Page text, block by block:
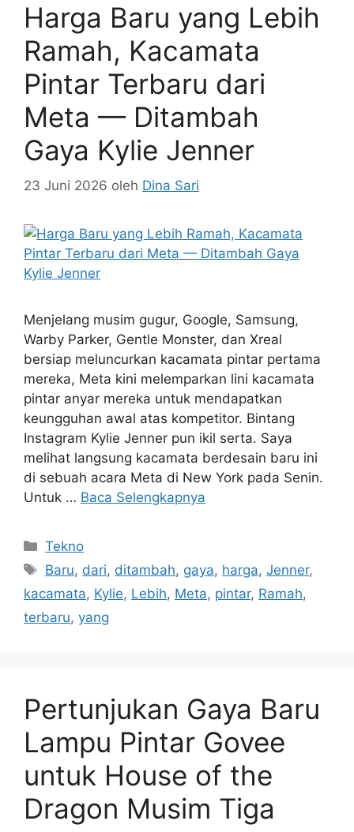
Harga Baru yang Lebih
Ramah, Kacamata
Pintar Terbaru dari
Meta — Ditambah
Gaya Kylie Jenner
23 Juni 2026 oleh Dina Sari
Menjelang musim gugur, Google, Samsung,
Warby Parker, Gentle Monster, dan Xreal
bersiap meluncurkan kacamata pintar pertama
mereka, Meta kini melemparkan lini kacamata
pintar anyar mereka untuk mendapatkan
keungguhan awal atas kompetitor. Bintang
Instagram Kylie Jenner pun ikil serta. Saya
melihat langsung kacamata berdesain baru ini
di sebuah acara Meta di New York pada Senin.
Untuk … Baca Selengkapnya
Kategori
Tekno
Tag
Baru, dari, ditambah, gaya, harga,Jenner,
kacamata, Kylie, Lebih, Meta, pintar, Ramah,
terbaru, yang
Pertunjukan Gaya Baru
Lampu Pintar Govee
untuk House of the
Dragon Musim Tiga